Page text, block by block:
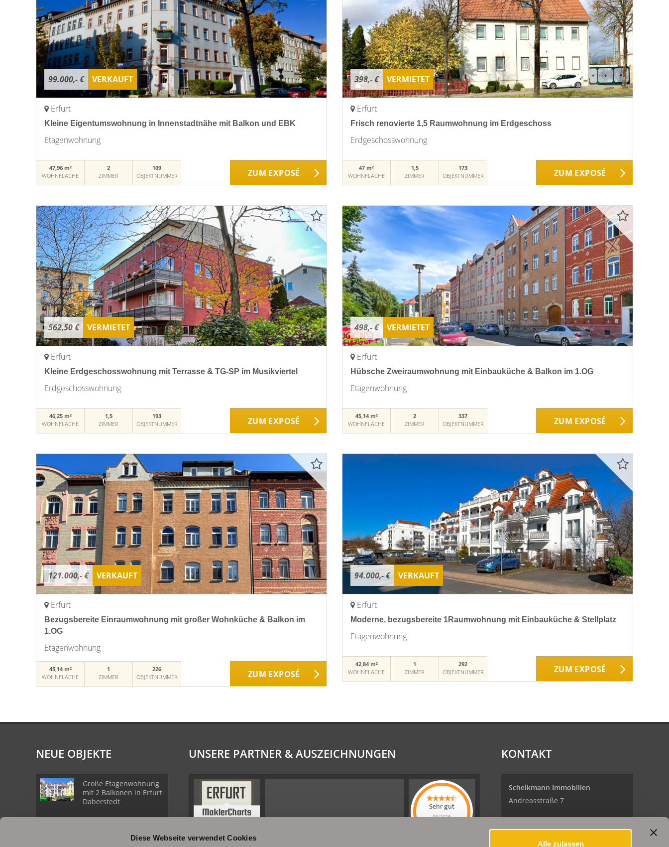
Diese Webseite verwendet Cookies
Alle zulassen
99.000,- € VERKAUFT
Erfurt
Kleine Eigentumswohnung in Innenstadtnähe mit Balkon und EBK
Etagenwohnung
47,96 m²
WOHNFLÄCHE
2
ZIMMER
109
OBJEKTNUMMER
ZUM EXPOSÉ
398,- € VERMIETET
Erfurt
Frisch renovierte 1,5 Raumwohnung im Erdgeschoss
Erdgeschosswohnung
47 m²
WOHNFLÄCHE
1,5
ZIMMER
173
OBJEKTNUMMER
ZUM EXPOSÉ
562,50 € VERMIETET
Erfurt
Kleine Erdgeschosswohnung mit Terrasse & TG-SP im Musikviertel
Erdgeschosswohnung
46,25 m²
WOHNFLÄCHE
1,5
ZIMMER
193
OBJEKTNUMMER
ZUM EXPOSÉ
498,- € VERMIETET
Erfurt
Hübsche Zweiraumwohnung mit Einbauküche & Balkon im 1.OG
Etagenwohnung
45,14 m²
WOHNFLÄCHE
2
ZIMMER
337
OBJEKTNUMMER
ZUM EXPOSÉ
121.000,- € VERKAUFT
Erfurt
Bezugsbereite Einraumwohnung mit großer Wohnküche & Balkon im
1.OG
Etagenwohnung
45,14 m²
WOHNFLÄCHE
1
ZIMMER
226
OBJEKTNUMMER
ZUM EXPOSÉ
94.000,- € VERKAUFT
Erfurt
Moderne, bezugsbereite 1Raumwohnung mit Einbauküche & Stellplatz
Etagenwohnung
42,84 m²
WOHNFLÄCHE
1
ZIMMER
292
OBJEKTNUMMER
ZUM EXPOSÉ
NEUE OBJEKTE
Große Etagenwohnung
mit 2 Balkonen in Erfurt
Daberstedt
Erdgeschosswohnung
UNSERE PARTNER & AUSZEICHNUNGEN
Sehr gut
08/2026
KONTAKT
Schelkmann Immobilien
Andreasstraße 7